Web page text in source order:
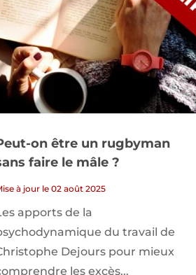
on être un rugbyman
faire le mâle ?
à jour le 02 août 2025
apports de la
du travail de
Dejours pour mieux
les excès...